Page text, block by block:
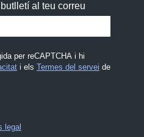
al teu correu
per reCAPTCHA i hi
i els Termes del servei de
legal